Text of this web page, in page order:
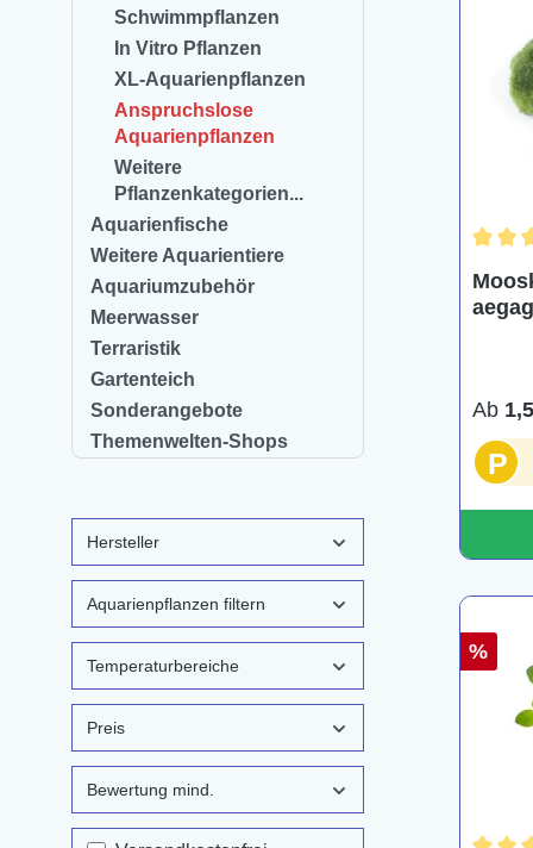
Schwimmpflanzen
In Vitro Pflanzen
XL-Aquarienpflanzen
Anspruchslose
Aquarienpflanzen
Weitere
Pflanzenkategorien...
Aquarienfische
Weitere Aquarientiere
Aquariumzubehör
Meerwasser
Terraristik
Gartenteich
Sonderangebote
Themenwelten-Shops
Hersteller
Aquarienpflanzen filtern
Temperaturbereiche
Preis
Bewertung mind.
Ab
P
%